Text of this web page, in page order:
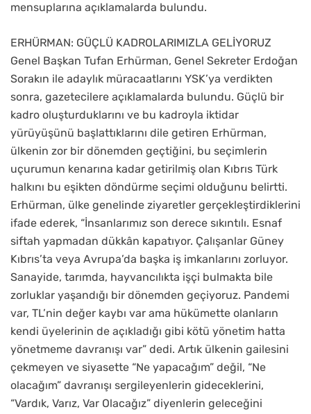
mensuplarına açıklamalarda bulundu.
ERHÜRMAN: GÜÇLÜ KADROLARIMIZLA GELİYORUZ
Genel Başkan Tufan Erhürman, Genel Sekreter Erdoğan
Sorakın ile adaylık müracaatlarını YSK’ya verdikten
sonra, gazetecilere açıklamalarda bulundu. Güçlü bir
kadro oluşturduklarını ve bu kadroyla iktidar
yürüyüşünü başlattıklarını dile getiren Erhürman,
ülkenin zor bir dönemden geçtiğini, bu seçimlerin
uçurumun kenarına kadar getirilmiş olan Kıbrıs Türk
halkını bu eşikten döndürme seçimi olduğunu belirtti.
Erhürman, ülke genelinde ziyaretler gerçekleştirdiklerini
ifade ederek, “İnsanlarımız son derece sıkıntılı. Esnaf
siftah yapmadan dükkân kapatıyor. Çalışanlar Güney
Kıbrıs’ta veya Avrupa’da başka iş imkanlarını zorluyor.
Sanayide, tarımda, hayvancılıkta işçi bulmakta bile
zorluklar yaşandığı bir dönemden geçiyoruz. Pandemi
var, TL’nin değer kaybı var ama hükümette olanların
kendi üyelerinin de açıkladığı gibi kötü yönetim hatta
yönetmeme davranışı var” dedi. Artık ülkenin gailesini
çekmeyen ve siyasette “Ne yapacağım” değil, “Ne
olacağım” davranışı sergileyenlerin gideceklerini,
“Vardık, Varız, Var Olacağız” diyenlerin geleceğini